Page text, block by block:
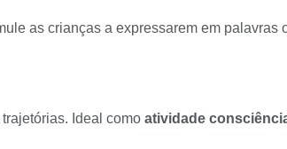
as crianças a expressarem em palavras
Ideal como atividade